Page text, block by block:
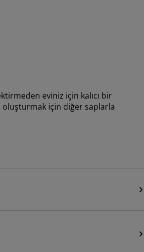
eviniz için kalıcı bir
oluşturmak için diğer saplarla